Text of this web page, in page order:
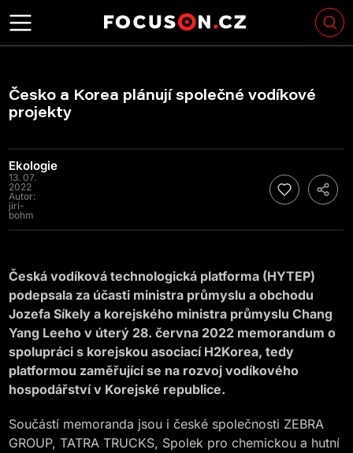
Česko a Korea plánují společné vodíkové
projekty
Ekologie
13. 07.
2022
Autor:
jiri-
bohm
Česká vodíková technologická platforma (HYTEP)
podepsala za účasti ministra průmyslu a obchodu
Jozefa Síkely a korejského ministra průmyslu Chang
Yang Leeho v úterý 28. června 2022 memorandum o
spolupráci s korejskou asociací H2Korea, tedy
platformou zaměřující se na rozvoj vodíkového
hospodářství v Korejské republice.
Součástí memoranda jsou i české společnosti ZEBRA
GROUP, TATRA TRUCKS, Spolek pro chemickou a hutní